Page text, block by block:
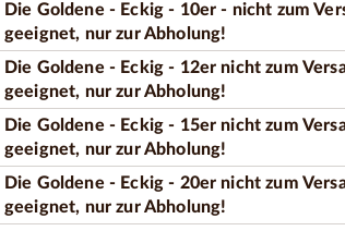
Die Goldene - Eckig - 10er - nicht zum
geeignet, nur zur Abholung!
Die Goldene - Eckig - 12er nicht zum
geeignet, nur zur Abholung!
Die Goldene - Eckig - 15er nicht zum
geeignet, nur zur Abholung!
Die Goldene - Eckig - 20er nicht zum
geeignet, nur zur Abholung!